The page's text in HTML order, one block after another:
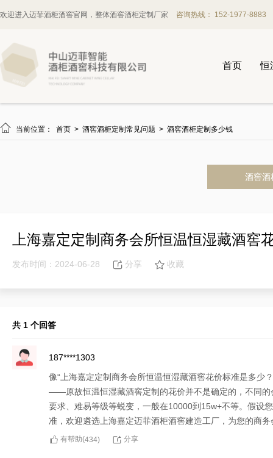
欢迎进入迈菲酒柜酒窖官网，整体酒窖酒柜定制厂家 咨询热线： 152-1977-8883
首页 恒
 当前位置： 首页 > 酒窖酒柜定制常见问题 > 酒窖酒柜定制多少钱
酒窖酒
上海嘉定定制商务会所恒温恒湿藏酒窖
发布时间：2024-06-28 分享 收藏
共 1 个回答
187****1303
像“上海嘉定定制商务会所恒温恒湿藏酒窖花价标准是多少
——原故恒温恒湿藏酒窖定制的花价并不是确定的，不同
要求、难易等级等蜕变，一般在10000到15w+不等。假设
准，欢迎遴选上海嘉定迈菲酒柜酒窖建造工厂，为您的商
有帮助(434) 分享